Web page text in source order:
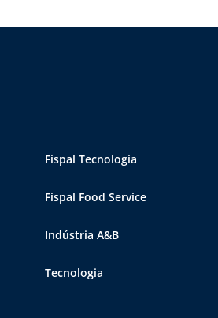
Fispal Tecnologia
Fispal Food Service
Indústria A&B
Tecnologia